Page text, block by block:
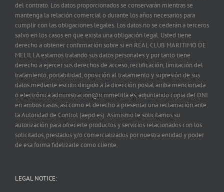
del contrato. Los datos proporcionados se conservarán mientras se
mantenga la relación comercial o durante los años necesarios para
cumplir con las obligaciones legales. Los datos no se cederán a terceros
salvo en los casos en que exista una obligación legal. Usted tiene
derecho a obtener confirmación sobre si en REAL CLUB MARITIMO DE
MELILLA estamos tratando sus datos personales y por tanto tiene
derecho a ejercer sus derechos de acceso, rectificación, limitación del
tratamiento, portabilidad, oposición al tratamiento y supresión de sus
datos mediante escrito dirigido a la dirección postal arriba mencionada
o electrónica administracion@rcmmelilla.es, adjuntando copia del DNI
en ambos casos, así como el derecho a presentar una reclamación ante
la Autoridad de Control (aepd.es). Asimismo le solicitamos su
autorización para ofrecerle productos y servicios relacionados con los
solicitados, prestados y/o comercializados por nuestra entidad y poder
de esa forma fidelizarle como cliente.
LEGAL NOTICE: